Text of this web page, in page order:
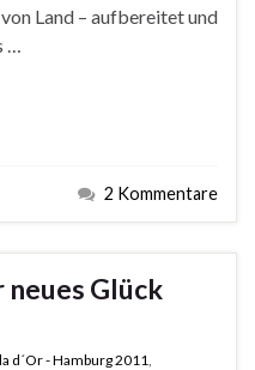
Land – aufbereitet und
2 Kommentare
neues Glück
d´Or - Hamburg 2011